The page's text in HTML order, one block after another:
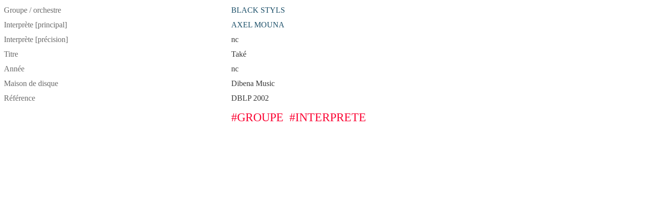
Groupe / orchestre
BLACK STYLS
Interprète [principal]
AXEL MOUNA
Interprète [précision]
nc
Titre
Také
Année
nc
Maison de disque
Dibena Music
Référence
DBLP 2002
#GROUPE #INTERPRETE